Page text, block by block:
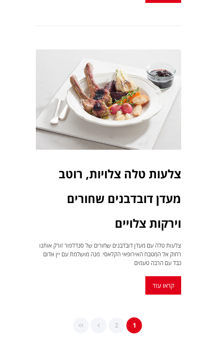
צלעות טלה צלויות, רוטב
מעדן דובדבנים שחורים
וירקות צלויים
צלעות טלה עם מעדן דובדבנים שחורים של סנדלפור זורק אותנו
רחוק אל המטבח האירופאי הקלאסי. מנה מושלמת עם יין אדום
כבד עם הרבה טעמים
קראו עוד
1
2